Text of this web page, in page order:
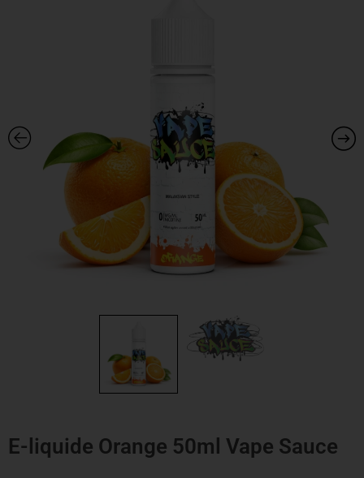
E-liquide Orange 50ml Vape Sauce